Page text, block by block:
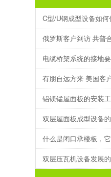
俄罗斯客户到访 共普
有朋自远方来 美国客